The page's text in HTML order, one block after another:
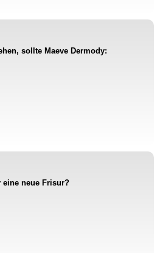
sollte Maeve Dermody:
eine neue Frisur?